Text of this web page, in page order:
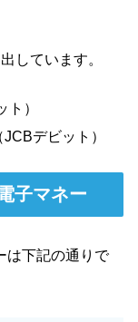
しています。
）
デビット）
子マネー
は下記の通りで